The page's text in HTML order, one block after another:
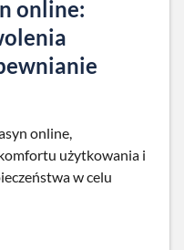
online:
online,
użytkowania i
w celu